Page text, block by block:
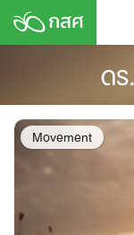
Skip
ด
Movement